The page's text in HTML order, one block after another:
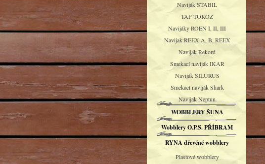
Naviják STABIL
TAP TOKOZ
Navijáky ROEN I, II, III
Navijak REEX A, B, REEX
Naviják Rekord
Smekací naviják IKAR
Naviják SILURUS
Smekací naviják Shark
Naviják Neptun
WOBBLERY ŠUNA
Wobblery O.P.S. PŘÍBRAM
RYNA dřevěné wobblery
Plastové wobblery